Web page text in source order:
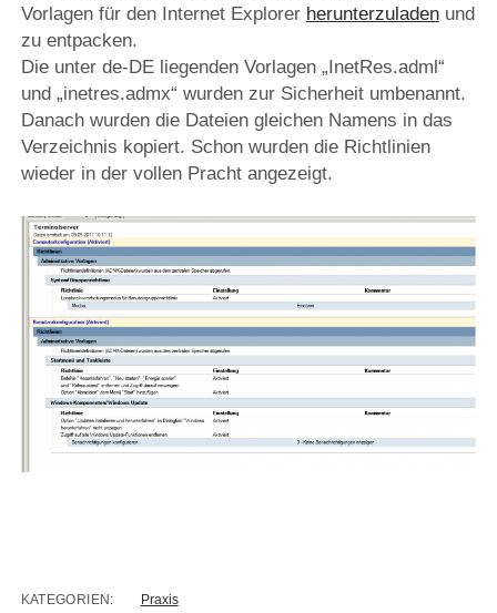
Vorlagen für den Internet Explorer herunterzuladenund
zu entpacken.
Die unter de-DE liegenden Vorlagen „InetRes.adml“
und „inetres.admx“ wurden zur Sicherheit umbenannt.
Danach wurden die Dateien gleichen Namens in das
Verzeichnis kopiert. Schon wurden die Richtlinien
wieder in der vollen Pracht angezeigt.
KATEGORIEN: Praxis